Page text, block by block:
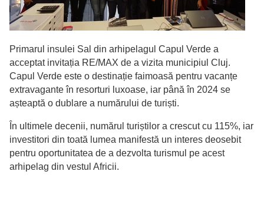
Primarul insulei Sal din arhipelagul Capul Verde a
acceptat invitația RE/MAX de a vizita municipiul Cluj.
Capul Verde este o destinație faimoasă pentru vacanțe
extravagante în resorturi luxoase, iar până în 2024 se
așteaptă o dublare a numărului de turiști.
În ultimele decenii, numărul turiștilor a crescut cu 115%, iar
investitori din toată lumea manifestă un interes deosebit
pentru oportunitatea de a dezvolta turismul pe acest
arhipelag din vestul Africii.